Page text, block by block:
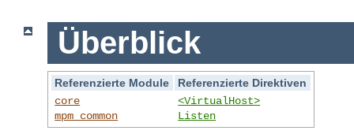
Überblick
Referenzierte Module
Referenzierte Direktiven
core
mpm_common
<VirtualHost>
Listen